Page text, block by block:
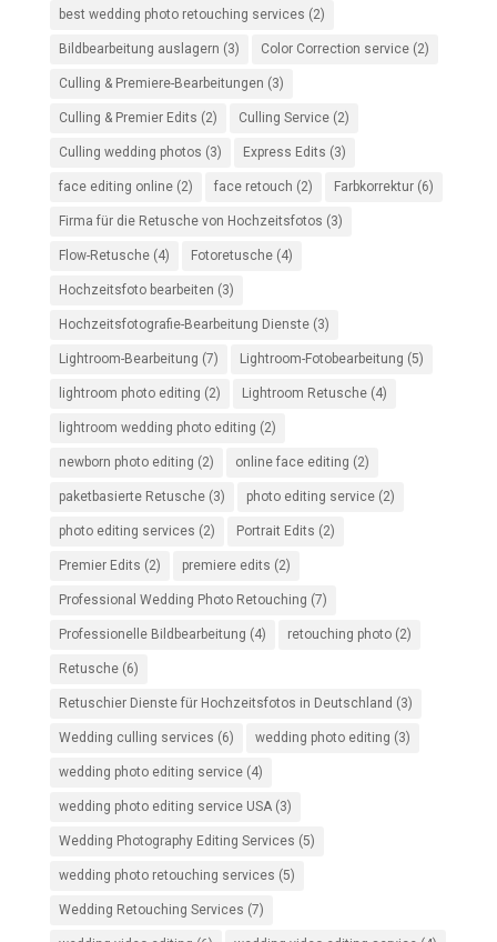
best wedding photo retouching services (2)
Bildbearbeitung auslagern (3) Color Correction service(2)
Culling & Premiere-Bearbeitungen (3)
Culling & Premier Edits (2) Culling Service(2)
Culling wedding photos (3) Express Edits (3)
face editing online(2) face retouch (2) Farbkorrektur(6)
Firma für die Retusche von Hochzeitsfotos (3)
Flow-Retusche(4) Fotoretusche(4)
Hochzeitsfoto bearbeiten (3)
Hochzeitsfotografie-Bearbeitung Dienste(3)
Lightroom-Bearbeitung (7) Lightroom-Fotobearbeitung (5)
lightroom photo editing (2) Lightroom Retusche(4)
lightroom wedding photo editing (2)
newborn photo editing (2) online face editing (2)
paketbasierte Retusche(3) photo editing service(2)
photo editing services (2) Portrait Edits (2)
Premier Edits (2) premiere edits (2)
Professional Wedding Photo Retouching (7)
Professionelle Bildbearbeitung (4) retouching photo(2)
Retusche(6)
Retuschier Dienste für Hochzeitsfotos in Deutschland (3)
Wedding culling services (6) wedding photo editing (3)
wedding photo editing service(4)
wedding photo editing service USA(3)
Wedding Photography Editing Services (5)
wedding photo retouching services (5)
Wedding Retouching Services (7)